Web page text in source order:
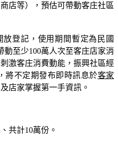
店等），預估可帶動客庄社區
放登記，使用期間暫定為民國
動至少100萬人次至客庄店家消
激客庄消費動能，振興社區經
將不定期發布即時訊息於客家
店家掌握第一手資訊。
共計10萬份。